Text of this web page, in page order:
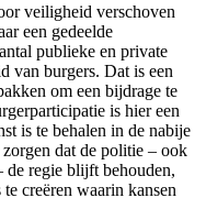
veiligheid verschoven
een gedeelde
publieke en private
van burgers. Dat is een
om een bijdrage te
is hier een
is te behalen in de nabije
dat de politie – ook
regie blijft behouden,
creëren waarin kansen